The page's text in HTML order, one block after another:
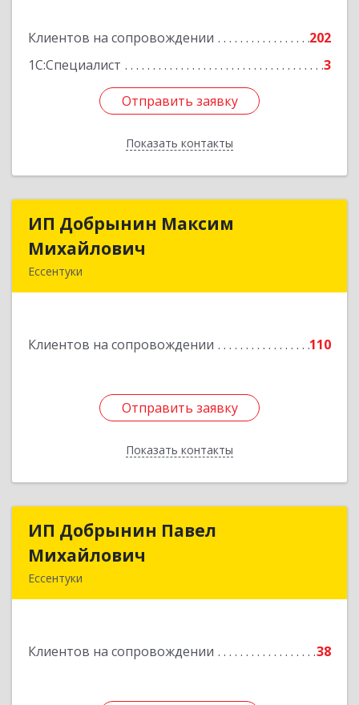
Клиентов на сопровождении
202
1С:Специалист
3
Отправить заявку
Показать контакты
Подробнее
Отправить заявку
Назад
ИП Добрынин Максим
Михайлович
Ессентуки
Клиентов на сопровождении 110
Отправить заявку
Показать контакты
ИП Добрынин Максим
Подробнее
Отправить заявку
Назад
ИП Добрынин Павел
Михайлович
Ессентуки
Клиентов на сопровождении 38
ИП Добрынин Павел